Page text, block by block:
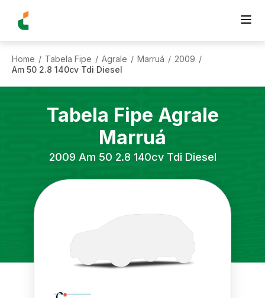
Home / Tabela Fipe / Agrale / Marruá / 2009 /
Am 50 2.8 140cv Tdi Diesel
Tabela Fipe Agrale
Marruá
2009 Am 50 2.8 140cv Tdi Diesel